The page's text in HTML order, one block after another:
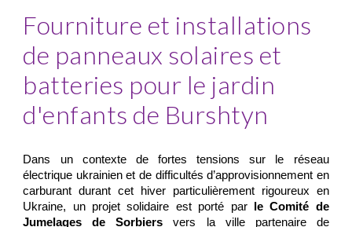
Fourniture et installations
de panneaux solaires et
batteries pour le jardin
d'enfants de Burshtyn
Dans un contexte de fortes tensions sur le réseau
électrique ukrainien et de difficultés d’approvisionnement en
carburant durant cet hiver particulièrement rigoureux en
Ukraine, un projet solidaire est porté par
le Comité de
Jumelages de Sorbiers vers la ville partenaire de